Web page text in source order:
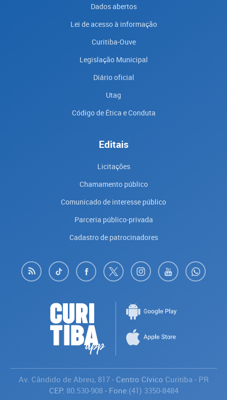
Dados abertos
Lei de acesso à informação
Curitiba-Ouve
Legislação Municipal
Diário oficial
Utag
Código de Ética e Conduta
Editais
Licitações
Chamamento público
Comunicado de interesse público
Parceria público-privada
Cadastro de patrocinadores
Av. Cândido de Abreu, 817- Centro Cívico Curitiba- PR
CEP: 80.530-908- Fone:(41) 3350-8484